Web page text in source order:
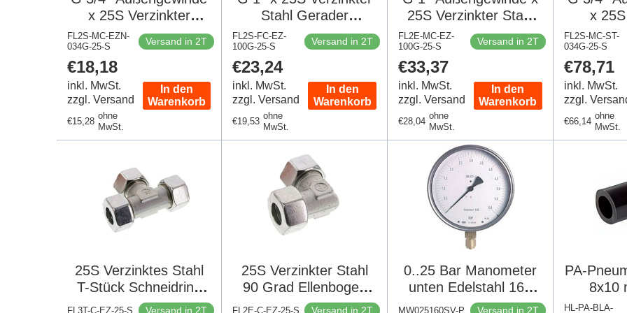
x 25S Verzinkter
gerader Schneidring
aus Stahl mit FKM-
Dichtung 400 bar DIN
2353
FL2S-MC-EZN-
034G-25-S
Versand in 2T
Regulärer
Preis
€18,18
inkl. MwSt.
zzgl. Versand
Regulärer
€15,28
ohne
MwSt.
In den
Warenkorb
Stahl Gerader
Schneidring 400 Bar
DIN 2353
FL2S-FC-EZ-
100G-25-S
Versand in 2T
Regulärer
Preis
€23,24
inkl. MwSt.
zzgl. Versand
Regulärer
€19,53
ohne
MwSt.
In den
Warenkorb
25S Verzinkter Stahl
90 Grad
Winkelverschraubung
400 Bar DIN 2353
FL2E-MC-EZ-
100G-25-S
Versand in 2T
Regulärer
Preis
€33,37
inkl. MwSt.
zzgl. Versand
Regulärer
€28,04
ohne
MwSt.
In den
Warenkorb
x
FL2S-MC-ST-
034G-25-S
Preis
€78,71
inkl. MwSt.
zzgl.
Regulärer
€66,14
ohne
MwSt.
25S Verzinktes Stahl
T-Stück Schneidring
400 Bar DIN 2353
FL3T-C-EZ-25-S Versand in 2T
25S Verzinkter Stahl
90 Grad Ellenbogen
Schneidring 400 Bar
FL2E-C-EZ-25-S Versand in 2T
0..25 Bar Manometer
unten Edelstahl 160
mm Klasse 0.6
MW025160SV-P Versand in 2T
PA-
8x10
HL-PA-BLA-